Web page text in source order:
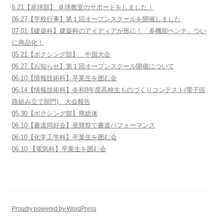
6.21【卓球部】 卓球教室のサポートをしました！
06.27【学校行事】第１回オープンスクールを開催しました
07.01【建築科】建築科のアイディアが形に！「多機能ベンチ」つい
に商品化！
05.21【ボクシング部】 中国大会
06.27【お知らせ】第１回オープンスクール開催について
06.10【情報技術科】卒業生を囲む会
06.14【情報技術科】令和8年度高校生ものづくりコンテスト(電子回
路組み立て部門) 大会報告
05.30【ボクシング部】県総体
06.10【書道同好会】発輝祭で書道パフォーマンス
06.10【化学工学科】卒業生を囲む会
06.10 【電気科】卒業生を囲む会
Proudly powered by WordPress